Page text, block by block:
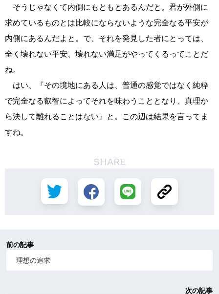
そうじゃなくて内側にもともとあるんだと。君が外側に
求めているものとは比較にならないような完全なる平安が
内側にあるんだよと。で、それを発見した者にとっては、
全く壊れない平安、壊れない満足がやってくるってことだ
ね。
はい、『その境地にある人は、普通の感覚ではなく純粋
で完全なる叡智によってそれを味わうこととなり、真理か
ら決して離れることはない』と。この辺は結果を言ってま
すね。
SHARE
前の記事
理想の追求
次の記事